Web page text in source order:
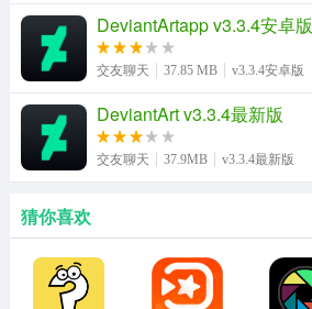
DeviantArtapp v3.3.4安卓版
交友聊天 37.85 MB v3.3.4安卓版
DeviantArt v3.3.4最新版
交友聊天 37.9MB v3.3.4最新版
猜你喜欢